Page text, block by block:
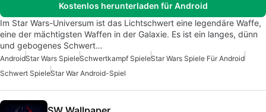
Kostenlos herunterladen für Android
Im Star Wars-Universum ist das Lichtschwert eine legendäre Waffe,
eine der mächtigsten Waffen in der Galaxie. Es ist ein langes, dünn
und gebogenes Schwert…
AndroidStar Wars SpieleSchwertkampf SpieleStar Wars Spiele Für Android
Schwert SpieleStar War Android-Spiel